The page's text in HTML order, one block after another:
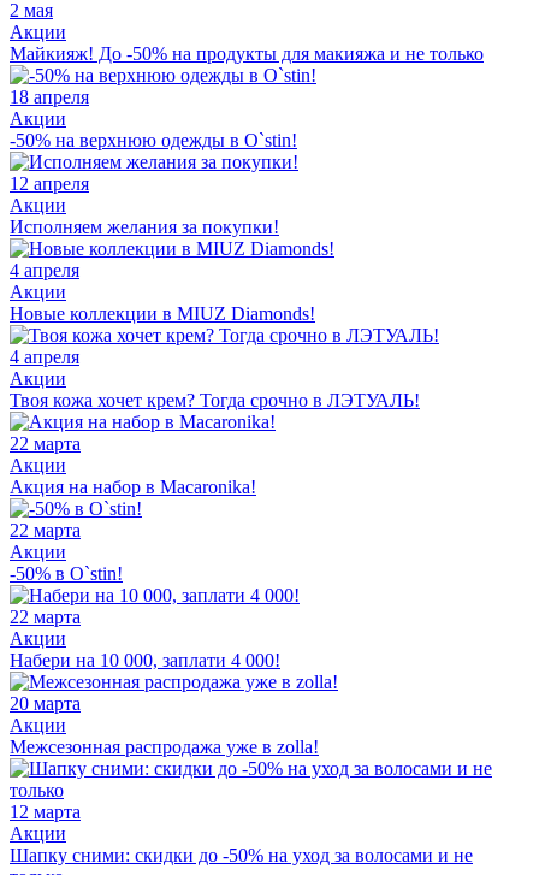
2 мая
Акции
Майкияж! До -50% на продукты для макияжа и не только
18 апреля
Акции
-50% на верхнюю одежды в O`stin!
12 апреля
Акции
Исполняем желания за покупки!
4 апреля
Акции
Новые коллекции в MIUZ Diamonds!
4 апреля
Акции
Твоя кожа хочет крем? Тогда срочно в ЛЭТУАЛЬ!
22 марта
Акции
Акция на набор в Macaronika!
22 марта
Акции
-50% в O`stin!
22 марта
Акции
Набери на 10 000, заплати 4 000!
20 марта
Акции
Межсезонная распродажа уже в zolla!
12 марта
Акции
Шапку сними: скидки до -50% на уход за волосами и не